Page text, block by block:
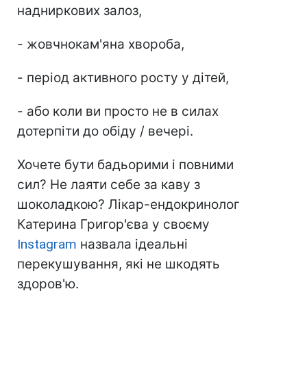
надниркових залоз,
- жовчнокам'яна хвороба,
- період активного росту у дітей,
- або коли ви просто не в силах
дотерпіти до обіду / вечері.
Хочете бути бадьорими і повними
сил? Не лаяти себе за каву з
шоколадкою? Лікар-ендокринолог
Катерина Григор'єва у своєму
Instagram назвала ідеальні
перекушування, які не шкодять
здоров'ю.